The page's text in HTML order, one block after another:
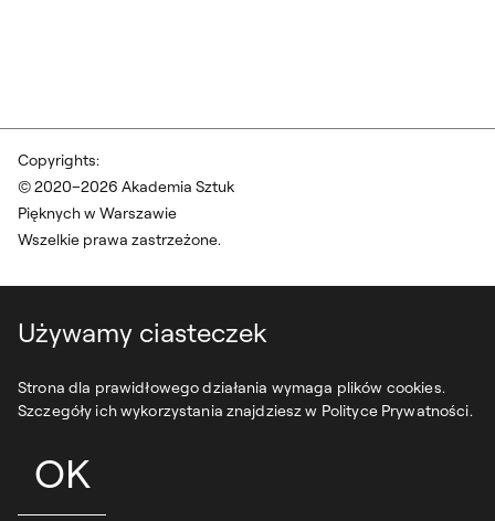
Używamy ciasteczek
Strona dla prawidłowego działania wymaga plików cookies.
Szczegóły ich wykorzystania znajdziesz w Polityce Prywatności.
OK
Copyrights:
© 2020–2026 Akademia Sztuk
Pięknych w Warszawie
Wszelkie prawa zastrzeżone.
projekt: syfonstudio
development: